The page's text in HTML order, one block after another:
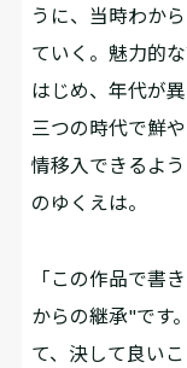
うに、当時わか
ていく。魅力的
はじめ、年代が
三つの時代で鮮
情移入できるよ
のゆくえは――。
「この作品で書
からの継承"です
て、決して良い